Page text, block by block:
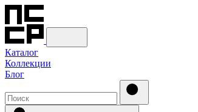
Каталог
Коллекции
Блог